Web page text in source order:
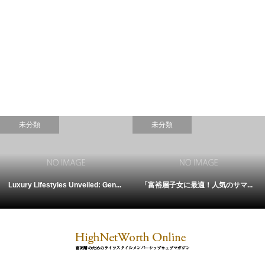
未分類
Luxury Lifestyles Unveiled: Gen...
未分類
「富裕層子女に最適！人気のサマ...